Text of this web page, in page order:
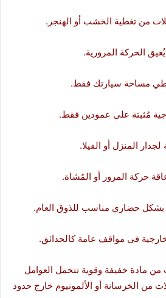
من مادة خفيفة وقوية تتحمل العوامل
من الخرسانة أو الألمونيوم خارج حدود